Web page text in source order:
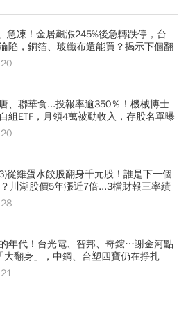
急凍！金居飆漲245%後急轉跌停，台
陷，銅箔、玻纖布還能買？揭示下個翻
、聯華食...投報率逾350％！機械博士
組ETF，月領4萬被動收入，存股名單曝
從雞蛋水餃股翻身千元股！誰是下一個
？川湖股價5年漲近7倍...3檔財報三率績
年代！台光電、智邦、奇鋐…謝金河點
大翻身」，中鋼、台塑四寶仍在掙扎